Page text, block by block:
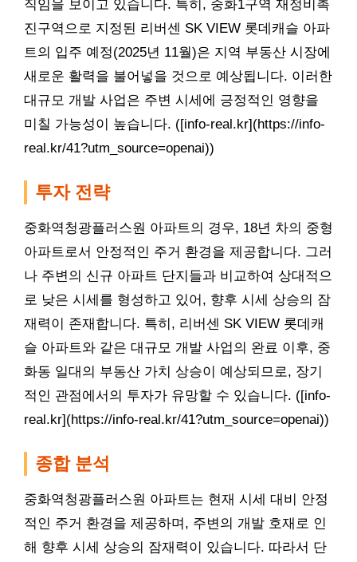
직임을 보이고 있습니다. 특히, 중화1구역 재정비촉
진구역으로 지정된 리버센 SK VIEW 롯데캐슬 아파
트의 입주 예정(2025년 11월)은 지역 부동산 시장에
새로운 활력을 불어넣을 것으로 예상됩니다. 이러한
대규모 개발 사업은 주변 시세에 긍정적인 영향을
미칠 가능성이 높습니다. ([info-real.kr](https://info-
real.kr/41?utm_source=openai))
투자 전략
중화역청광플러스원 아파트의 경우, 18년 차의 중형
아파트로서 안정적인 주거 환경을 제공합니다. 그러
나 주변의 신규 아파트 단지들과 비교하여 상대적으
로 낮은 시세를 형성하고 있어, 향후 시세 상승의 잠
재력이 존재합니다. 특히, 리버센 SK VIEW 롯데캐
슬 아파트와 같은 대규모 개발 사업의 완료 이후, 중
화동 일대의 부동산 가치 상승이 예상되므로, 장기
적인 관점에서의 투자가 유망할 수 있습니다. ([info-
real.kr](https://info-real.kr/41?utm_source=openai))
종합 분석
중화역청광플러스원 아파트는 현재 시세 대비 안정
적인 주거 환경을 제공하며, 주변의 개발 호재로 인
해 향후 시세 상승의 잠재력이 있습니다. 따라서 단